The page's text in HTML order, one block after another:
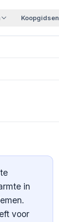
Koopgidsen
in
voor